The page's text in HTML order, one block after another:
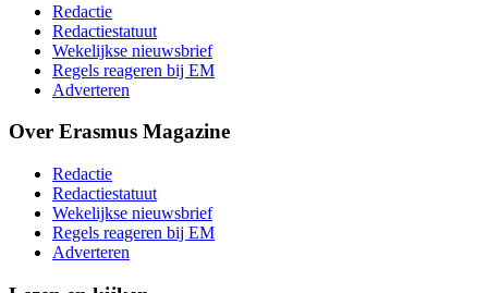
Redactie
Redactiestatuut
Wekelijkse nieuwsbrief
Regels reageren bij EM
Adverteren
Over Erasmus Magazine
Redactie
Redactiestatuut
Wekelijkse nieuwsbrief
Regels reageren bij EM
Adverteren